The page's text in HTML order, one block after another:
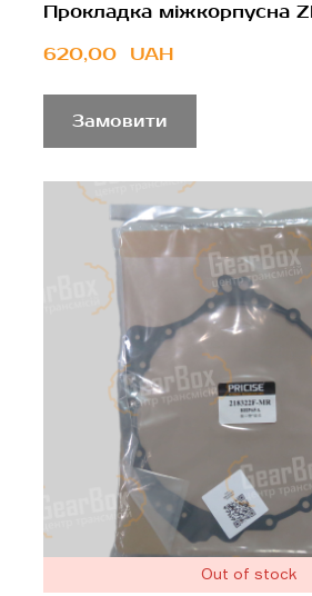
Прокладка міжкорпусна
620,00  UAH
Замовити
Out of stock